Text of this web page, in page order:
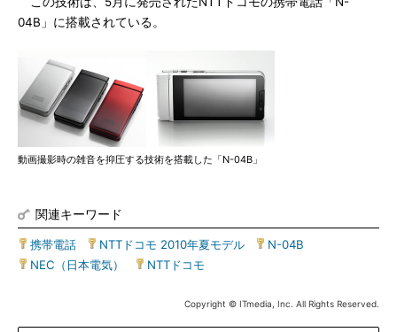
04B」に搭載されている。
動画撮影時の雑音を抑圧する技術を搭載した「N-04B」
関連キーワード
携帯電話 NTTドコモ 2010年夏モデル N-04B
NEC（日本電気）
NTTドコモ
Copyright © ITmedia, Inc. All Rights Reserved.